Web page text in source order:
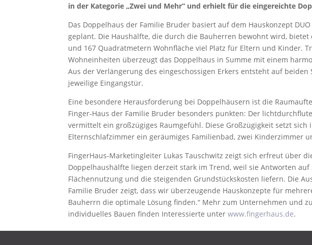
in der Kategorie „Zwei und Mehr“ und erhielt für die eingereichte
Das Doppelhaus der Familie Bruder basiert auf dem Hauskonzept
geplant. Die Haushälfte, die durch die Bauherren bewohnt wird,
und 167 Quadratmetern Wohnfläche viel Platz für Eltern und Kinder.
Wohneinheiten überzeugt das Doppelhaus in Summe mit einem
Aus der Verlängerung des eingeschossigen Erkers entsteht auf
jeweilige Eingangstür.
Eine besondere Herausforderung bei Doppelhäusern ist die
Finger-Haus der Familie Bruder besonders punkten: Der
vermittelt ein großzügiges Raumgefühl. Diese Großzügigkeit setzt sich
Elternschlafzimmer ein geräumiges Familienbad, zwei Kinderzimmer
FingerHaus-Marketingleiter Lukas Tauschwitz zeigt sich erfreut über
Doppelhaushälfte liegen derzeit stark im Trend, weil sie Antworten
Flächennutzung und die steigenden Grundstückskosten liefern. Die
Familie Bruder zeigt, dass wir überzeugende Hauskonzepte für
Bauherrn die optimale Lösung finden.“ Mehr zum Unternehmen und
individuelles Bauen finden Interessierte unterwww.fingerhaus.de.